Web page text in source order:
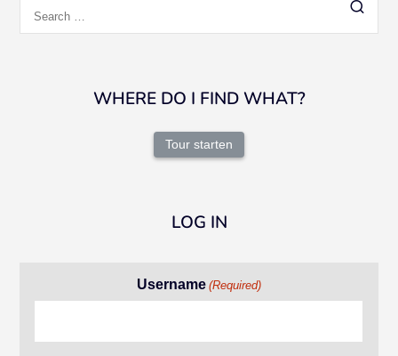
for:
WHERE DO I FIND WHAT?
Tour starten
LOG IN
Username (Required)